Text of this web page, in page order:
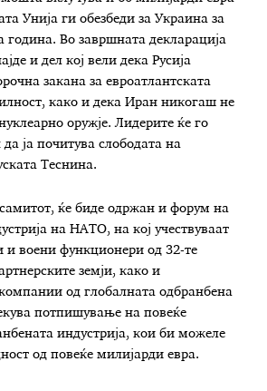
Унија ги обезбеди за Украина за
година. Во завршната декларација
и дел кој вели дека Русија
закана за евроатлантската
како и дека Иран никогаш не
оружје. Лидерите ќе го
ја почитува слободата на
Теснина.
ќе биде одржан и форум на
на НАТО, на кој учествуваат
и воени функционери од 32-те
земји, како и
од глобалната одбранбена
потпишување на повеќе
индустрија, кои би можеле
од повеќе милијарди евра.